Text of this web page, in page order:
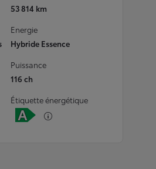
53 814 km
Energie
Hybride Essence
Puissance
116 ch
Étiquette énergétique